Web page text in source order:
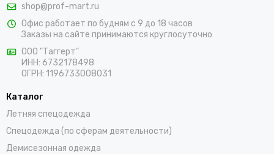
предложениями по товарам для мужчин и женщин. Мы
предлагаем выбрать костюмы, комбинезоны, куртки, халаты,
жилеты, фартуки, головные уборы и трикотажные изделия для
работы. Доставка заказов осуществляется по Десногорску и
всей России проверенными транспортными компаниями.
shop@prof-mart.ru
Офис работает по будням с 9 до 18 часов
Заказы на сайте принимаются круглосуточно
ООО "Таггерт"
ИНН: 6732178498
ОГРН: 1196733008031
Каталог
Летняя спецодежда
Спецодежда (по сферам деятельности)
Демисезонная одежда